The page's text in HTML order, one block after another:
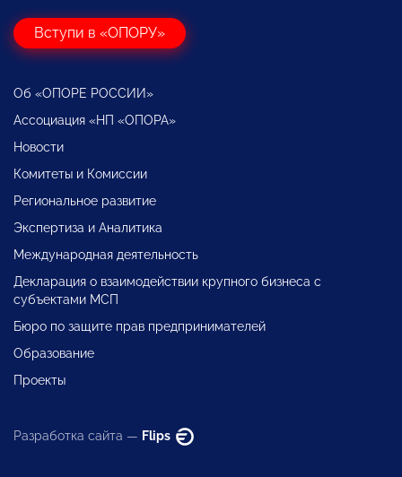
Вступи в «ОПОРУ»
Об «ОПОРЕ РОССИИ»
Ассоциация «НП «ОПОРА»
Новости
Комитеты и Комиссии
Региональное развитие
Экспертиза и Аналитика
Международная деятельность
Декларация о взаимодействии крупного бизнеса с
субъектами МСП
Бюро по защите прав предпринимателей
Образование
Проекты
Разработка сайта — Flips